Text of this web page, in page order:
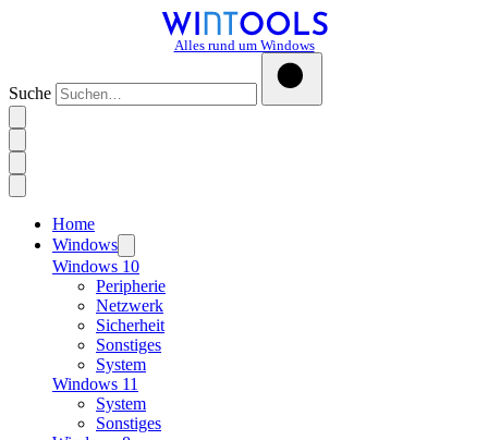
Alles rund um Windows
Suche
Home
Windows
Windows 10
Peripherie
Netzwerk
Sicherheit
Sonstiges
System
Windows 11
System
Sonstiges